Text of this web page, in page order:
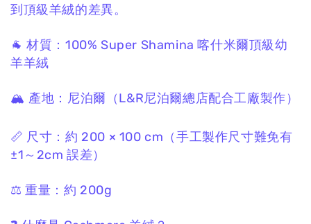
到頂級羊絨的差異。
🐐 材質： 100% Super Shamina喀什米爾頂級幼
羊羊絨
🏔 產地： 尼泊爾 （L&R尼泊爾總店配合工廠製作）
📏 尺寸： 約 200 × 100 cm （手工製作尺寸難免有
±1～2cm 誤差）
⚖️ 重量： 約 200g